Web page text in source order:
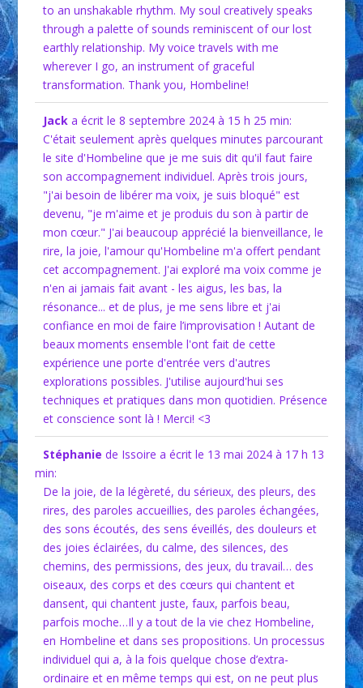
to an unshakable rhythm. My soul creatively speaks
through a palette of sounds reminiscent of our lost
earthly relationship. My voice travels with me
wherever I go, an instrument of graceful
transformation. Thank you, Hombeline!
Jack a écrit le 8 septembre 2024à 15 h 25 min:
C'était seulement après quelques minutes parcourant
le site d'Hombeline que je me suis dit qu'il faut faire
son accompagnement individuel. Après trois jours,
"j'ai besoin de libérer ma voix, je suis bloqué" est
devenu, "je m'aime et je produis du son à partir de
mon cœur." J'ai beaucoup apprécié la bienveillance, le
rire, la joie, l'amour qu'Hombeline m'a offert pendant
cet accompagnement. J'ai exploré ma voix comme je
n'en ai jamais fait avant - les aigus, les bas, la
résonance... et de plus, je me sens libre et j'ai
confiance en moi de faire l’improvisation ! Autant de
beaux moments ensemble l'ont fait de cette
expérience une porte d'entrée vers d'autres
explorations possibles. J'utilise aujourd'hui ses
techniques et pratiques dans mon quotidien. Présence
et conscience sont là ! Merci! <3
Stéphanie de Issoire a écrit le 13 mai 2024à 17 h 13
min:
De la joie, de la légèreté, du sérieux, des pleurs, des
rires, des paroles accueillies, des paroles échangées,
des sons écoutés, des sens éveillés, des douleurs et
des joies éclairées, du calme, des silences, des
chemins, des permissions, des jeux, du travail… des
oiseaux, des corps et des cœurs qui chantent et
dansent, qui chantent juste, faux, parfois beau,
parfois moche…Il y a tout de la vie chez Hombeline,
en Hombeline et dans ses propositions. Un processus
individuel qui a, à la fois quelque chose d’extra-
ordinaire et en même temps qui est, on ne peut plus